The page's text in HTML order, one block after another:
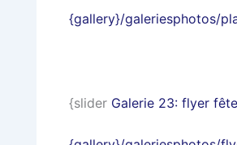
{gallery}/galeriesphotos/
{slider Galerie 23: flyer